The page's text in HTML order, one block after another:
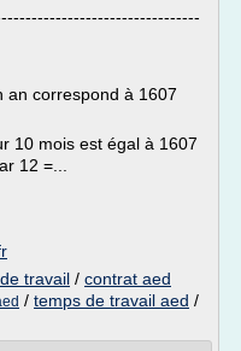
an correspond à 1607
10 mois est égal à 1607
12 =...
travail / contrat aed
/ temps de travail aed /